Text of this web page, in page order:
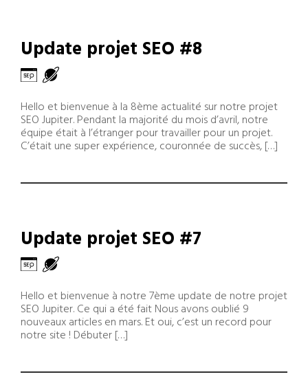
Update projet SEO #8
Hello et bienvenue à la 8ème actualité sur notre projet
SEO Jupiter. Pendant la majorité du mois d’avril, notre
équipe était à l’étranger pour travailler pour un projet.
C’était une super expérience, couronnée de succès, […]
Update projet SEO #7
Hello et bienvenue à notre 7ème update de notre projet
SEO Jupiter. Ce qui a été fait Nous avons oublié 9
nouveaux articles en mars. Et oui, c’est un record pour
notre site ! Débuter […]